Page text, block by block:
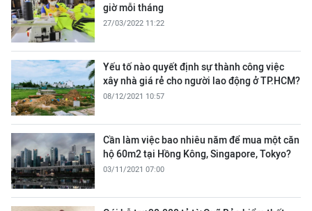
giờ mỗi tháng
27/03/2022 11:22
Yếu tố nào quyết định sự thành công việc
xây nhà giá rẻ cho người lao động ở TP.HCM?
08/12/2021 10:57
Cần làm việc bao nhiêu năm để mua một căn
hộ 60m2 tại Hồng Kông, Singapore, Tokyo?
03/11/2021 07:00